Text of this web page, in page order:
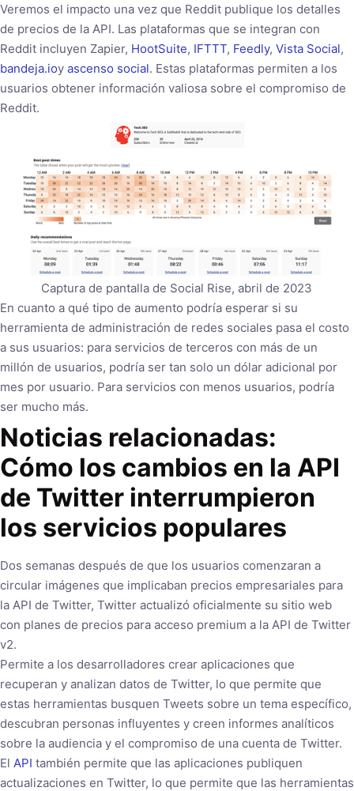
Veremos el impacto una vez que Reddit publique los detalles
de precios de la API. Las plataformas que se integran con
Reddit incluyen Zapier, HootSuite, IFTTT, Feedly, Vista Social,
bandeja.ioy ascenso social. Estas plataformas permiten a los
usuarios obtener información valiosa sobre el compromiso de
Reddit.
Captura de pantalla de Social Rise, abril de 2023
En cuanto a qué tipo de aumento podría esperar si su
herramienta de administración de redes sociales pasa el costo
a sus usuarios: para servicios de terceros con más de un
millón de usuarios, podría ser tan solo un dólar adicional por
mes por usuario. Para servicios con menos usuarios, podría
ser mucho más.
Noticias relacionadas:
Cómo los cambios en la API
de Twitter interrumpieron
los servicios populares
Dos semanas después de que los usuarios comenzaran a
circular imágenes que implicaban precios empresariales para
la API de Twitter, Twitter actualizó oficialmente su sitio web
con planes de precios para acceso premium a la API de Twitter
v2.
Permite a los desarrolladores crear aplicaciones que
recuperan y analizan datos de Twitter, lo que permite que
estas herramientas busquen Tweets sobre un tema específico,
descubran personas influyentes y creen informes analíticos
sobre la audiencia y el compromiso de una cuenta de Twitter.
El API también permite que las aplicaciones publiquen
actualizaciones en Twitter, lo que permite que las herramientas